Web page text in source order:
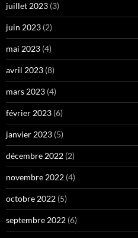
juillet 2023 (3)
juin 2023 (2)
mai 2023 (4)
avril 2023 (8)
mars 2023 (4)
février 2023 (6)
janvier 2023 (5)
décembre 2022 (2)
novembre 2022 (4)
octobre 2022 (5)
septembre 2022 (6)